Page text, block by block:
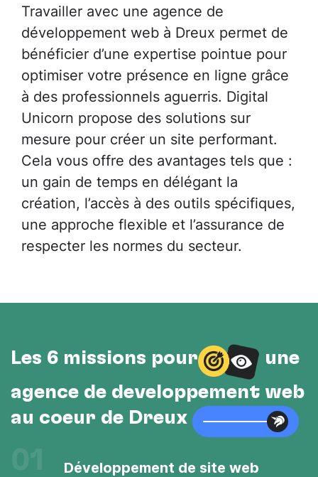
Travailler avec une agence de
développement web à Dreux permet de
bénéficier d’une expertise pointue pour
optimiser votre présence en ligne grâce
à des professionnels aguerris. Digital
Unicorn propose des solutions sur
mesure pour créer un site performant.
Cela vous offre des avantages tels que :
un gain de temps en délégant la
création, l’accès à des outils spécifiques,
une approche flexible et l’assurance de
respecter les normes du secteur.
Les 6 missions pour
une
agence de développement web
au cœur de Dreux
Développement de site web